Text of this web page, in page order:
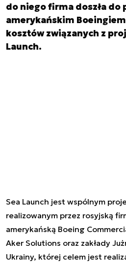
do niego firma doszła do
amerykańskim
kosztów związanych z
Launch.
Sea Launch jest wspólnym
realizowanym przez rosyjską
amerykańską Boeing
Aker Solutions oraz zakłady
Ukrainy, której celem jest